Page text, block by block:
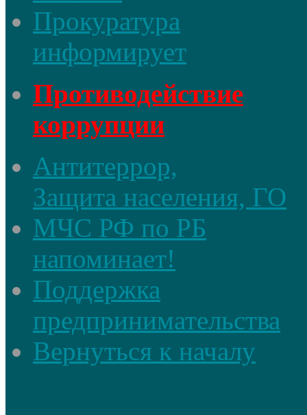
Прокуратура
информирует
Противодействие
коррупции
Антитеррор,
Защита населения, ГО
МЧС РФ по РБ
напоминает!
Поддержка
предпринимательства
Вернуться к началу